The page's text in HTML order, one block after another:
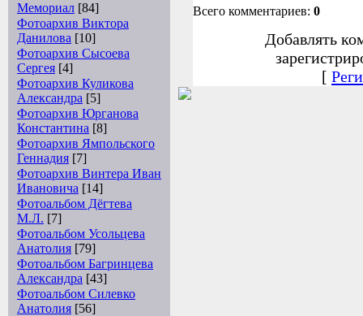
Мемориал [84]
Фотоархив Виктора
Данилова [10]
Фотоархив Сысоева
Сергея [4]
Фотоархив Куликова
Александра [5]
Фотоархив Юрганова
Константина [8]
Фотоархив Ямпольского
Геннадия [7]
Фотоархив Винтера Иван
Ивановича [14]
Фотоальбом Дёгтева
М.Л. [7]
Фотоальбом Усольцева
Анатолия [79]
Фотоальбом Багринцева
Александра [43]
Фотоальбом Силевко
Анатолия [56]
Всего комментариев: 0
Добавлять
[